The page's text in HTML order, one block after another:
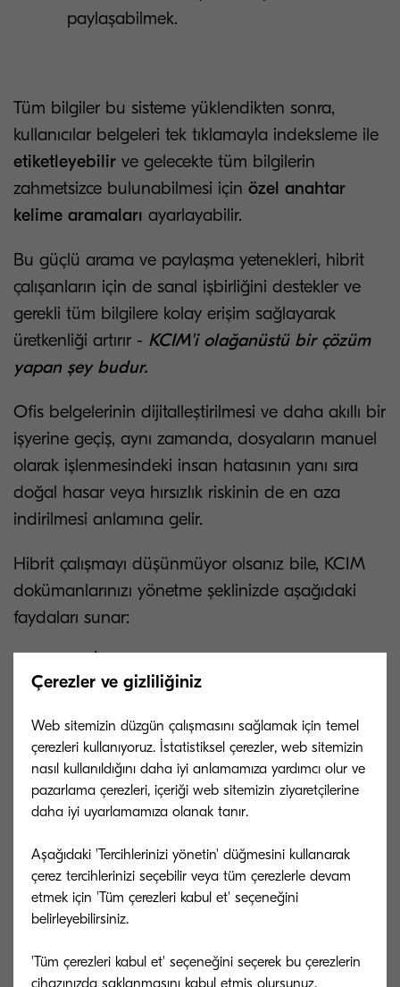
paylaşabilmek.
Tüm bilgiler bu sisteme yüklendikten sonra,
kullanıcılar belgeleri tek tıklamayla indeksleme ile
etiketleyebilir ve gelecekte tüm bilgilerin
zahmetsizce bulunabilmesi için özel anahtar
kelime aramaları ayarlayabilir.
Bu güçlü arama ve paylaşma yetenekleri, hibrit
çalışanların için de sanal işbirliğini destekler ve
gerekli tüm bilgilere kolay erişim sağlayarak
üretkenliği artırır - KCIM'i olağanüstü bir çözüm
yapan şey budur.
Ofis belgelerinin dijitalleştirilmesi ve daha akıllı bir
işyerine geçiş, aynı zamanda, dosyaların manuel
olarak işlenmesindeki insan hatasının yanı sıra
doğal hasar veya hırsızlık riskinin de en aza
indirilmesi anlamına gelir.
Hibrit çalışmayı düşünmüyor olsanız bile, KCIM
dokümanlarınızı yönetme şeklinizde aşağıdaki
faydaları sunar:
etkin bir şekilde yönetmek,
Ortak çalışmaya teşvik etmek.
mobilite
Hibrit çalışma sadece ofiste veya evde çalışmak
değildir, aynı zamanda bir kafede, kütüphanede
Çerezler ve gizliliğiniz
Web sitemizin düzgün çalışmasını sağlamak için temel
çerezleri kullanıyoruz. İstatistiksel çerezler, web sitemizin
nasıl kullanıldığını daha iyi anlamamıza yardımcı olur ve
pazarlama çerezleri, içeriği web sitemizin ziyaretçilerine
daha iyi uyarlamamıza olanak tanır.
Aşağıdaki 'Tercihlerinizi yönetin' düğmesini kullanarak
çerez tercihlerinizi seçebilir veya tüm çerezlerle devam
etmek için 'Tüm çerezleri kabul et' seçeneğini
belirleyebilirsiniz.
'Tüm çerezleri kabul et' seçeneğini seçerek bu çerezlerin
cihazınızda saklanmasını kabul etmiş olursunuz.